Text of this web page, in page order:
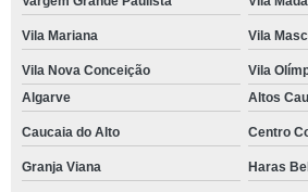
onde fazer yoga para gestantes Cidade Jardim
yoga para ansiedade Horizontal Park
onde fazer yoga para iniciantes Ipiranga
yoga para relaxar preço Residencial Dois
onde fazer yoga para empresas Embu das Artes
Vila Mariana Vila
Vila Nova Conceição
Vila
Algarve
Altos
Caucaia do Alto Centro
Granja Viana Haras